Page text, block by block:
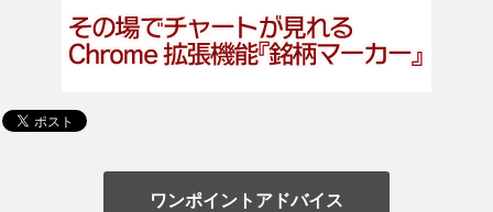
ワンポイントアドバイス